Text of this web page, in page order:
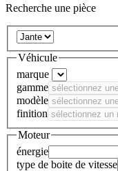
Recherche une pièce
Véhicule
marque
gamme
modèle
finition
Moteur
énergie
type de boite de vitesse